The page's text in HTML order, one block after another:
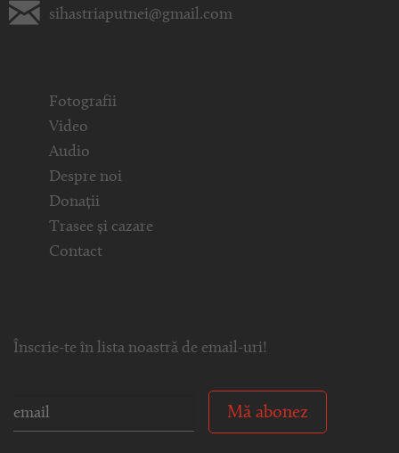
sihastriaputnei@gmail.com
Fotografii
Video
Audio
Despre noi
Donații
Trasee și cazare
Contact
Înscrie-te în lista noastră de email-uri!
Mă abonez